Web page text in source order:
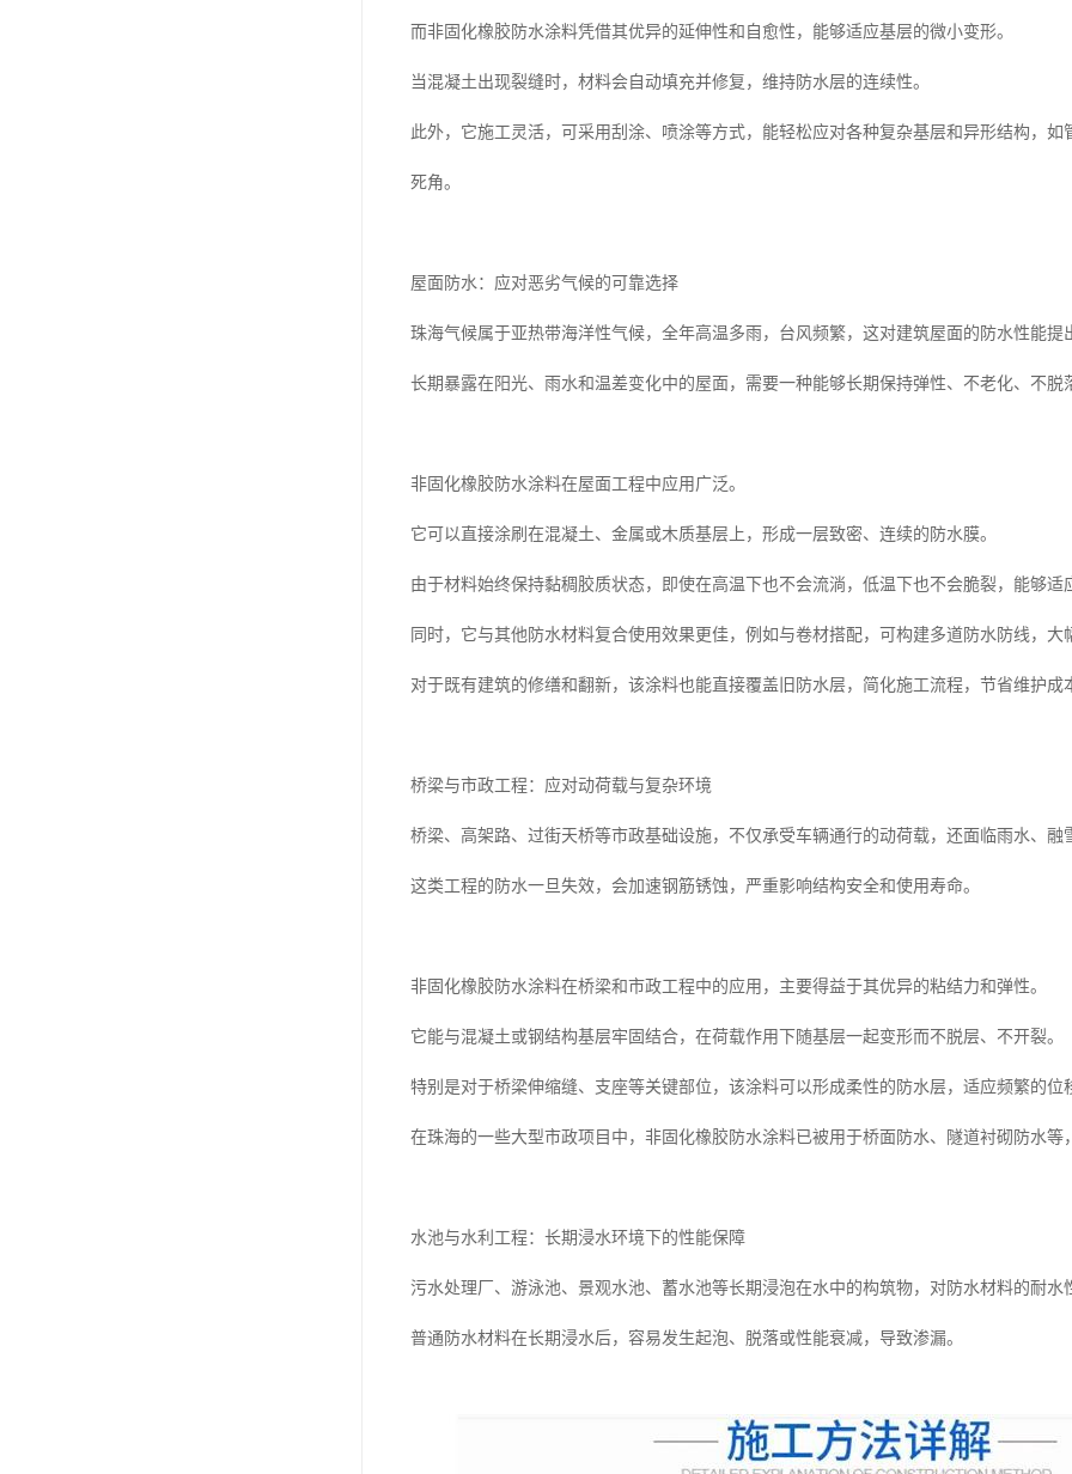
而非固化橡胶防水涂料凭借其优异的延伸性和自愈性，能够适应基层的微小变形。
当混凝土出现裂缝时，材料会自动填充并修复，维持防水层的连续性。
此外，它施工灵活，可采用刮涂、喷涂等方式，能轻松应对各种复杂基层和异形结构，
死角。
屋面防水：应对恶劣气候的可靠选择
珠海气候属于亚热带海洋性气候，全年高温多雨，台风频繁，这对建筑屋面的防水性能提
长期暴露在阳光、雨水和温差变化中的屋面，需要一种能够长期保持弹性、不老化、不脱
非固化橡胶防水涂料在屋面工程中应用广泛。
它可以直接涂刷在混凝土、金属或木质基层上，形成一层致密、连续的防水膜。
由于材料始终保持黏稠胶质状态，即使在高温下也不会流淌，低温下也不会脆裂，能够适
同时，它与其他防水材料复合使用效果更佳，例如与卷材搭配，可构建多道防水防线，大
对于既有建筑的修缮和翻新，该涂料也能直接覆盖旧防水层，简化施工流程，节省维护成
桥梁与市政工程：应对动荷载与复杂环境
桥梁、高架路、过街天桥等市政基础设施，不仅承受车辆通行的动荷载，还面临雨水、融
这类工程的防水一旦失效，会加速钢筋锈蚀，严重影响结构安全和使用寿命。
非固化橡胶防水涂料在桥梁和市政工程中的应用，主要得益于其优异的粘结力和弹性。
它能与混凝土或钢结构基层牢固结合，在荷载作用下随基层一起变形而不脱层、不开裂。
特别是对于桥梁伸缩缝、支座等关键部位，该涂料可以形成柔性的防水层，适应频繁的位
在珠海的一些大型市政项目中，非固化橡胶防水涂料已被用于桥面防水、隧道衬砌防水
水池与水利工程：长期浸水环境下的性能保障
污水处理厂、游泳池、景观水池、蓄水池等长期浸泡在水中的构筑物，对防水材料的耐
普通防水材料在长期浸水后，容易发生起泡、脱落或性能衰减，导致渗漏。